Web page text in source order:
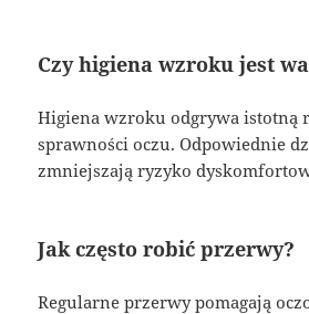
Czy higiena wzroku jest
Higiena wzroku odgrywa istotną
sprawności oczu. Odpowiednie
zmniejszają ryzyko
Jak często robić przerwy?
Regularne przerwy pomagają